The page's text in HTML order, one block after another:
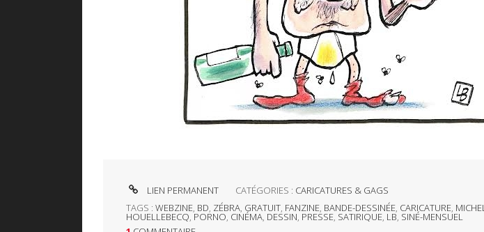
LIEN PERMANENT CATÉGORIES : CARICATURES & GAGS
TAGS : WEBZINE, BD ZÉBRA, GRATUIT, FANZINE, BANDE-DESSINÉE, CARICATURE, MICHEL
HOUELLEBECQ ,PORNO CINÉMA, DESSIN PRESSE, SATIRIQUE, LB, SINÉ-MENSUEL